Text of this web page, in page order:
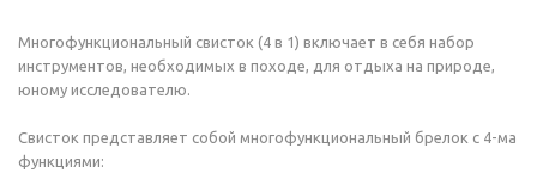
Многофункциональный свисток (4 в 1) включает в себя набор
инструментов, необходимых в походе, для отдыха на природе,
юному исследователю.
Свисток представляет собой многофункциональный брелок с 4-ма
функциями: